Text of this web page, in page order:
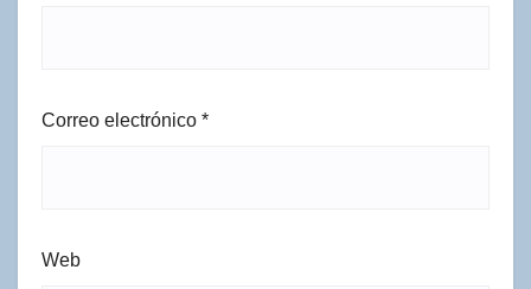
Correo electrónico *
Web